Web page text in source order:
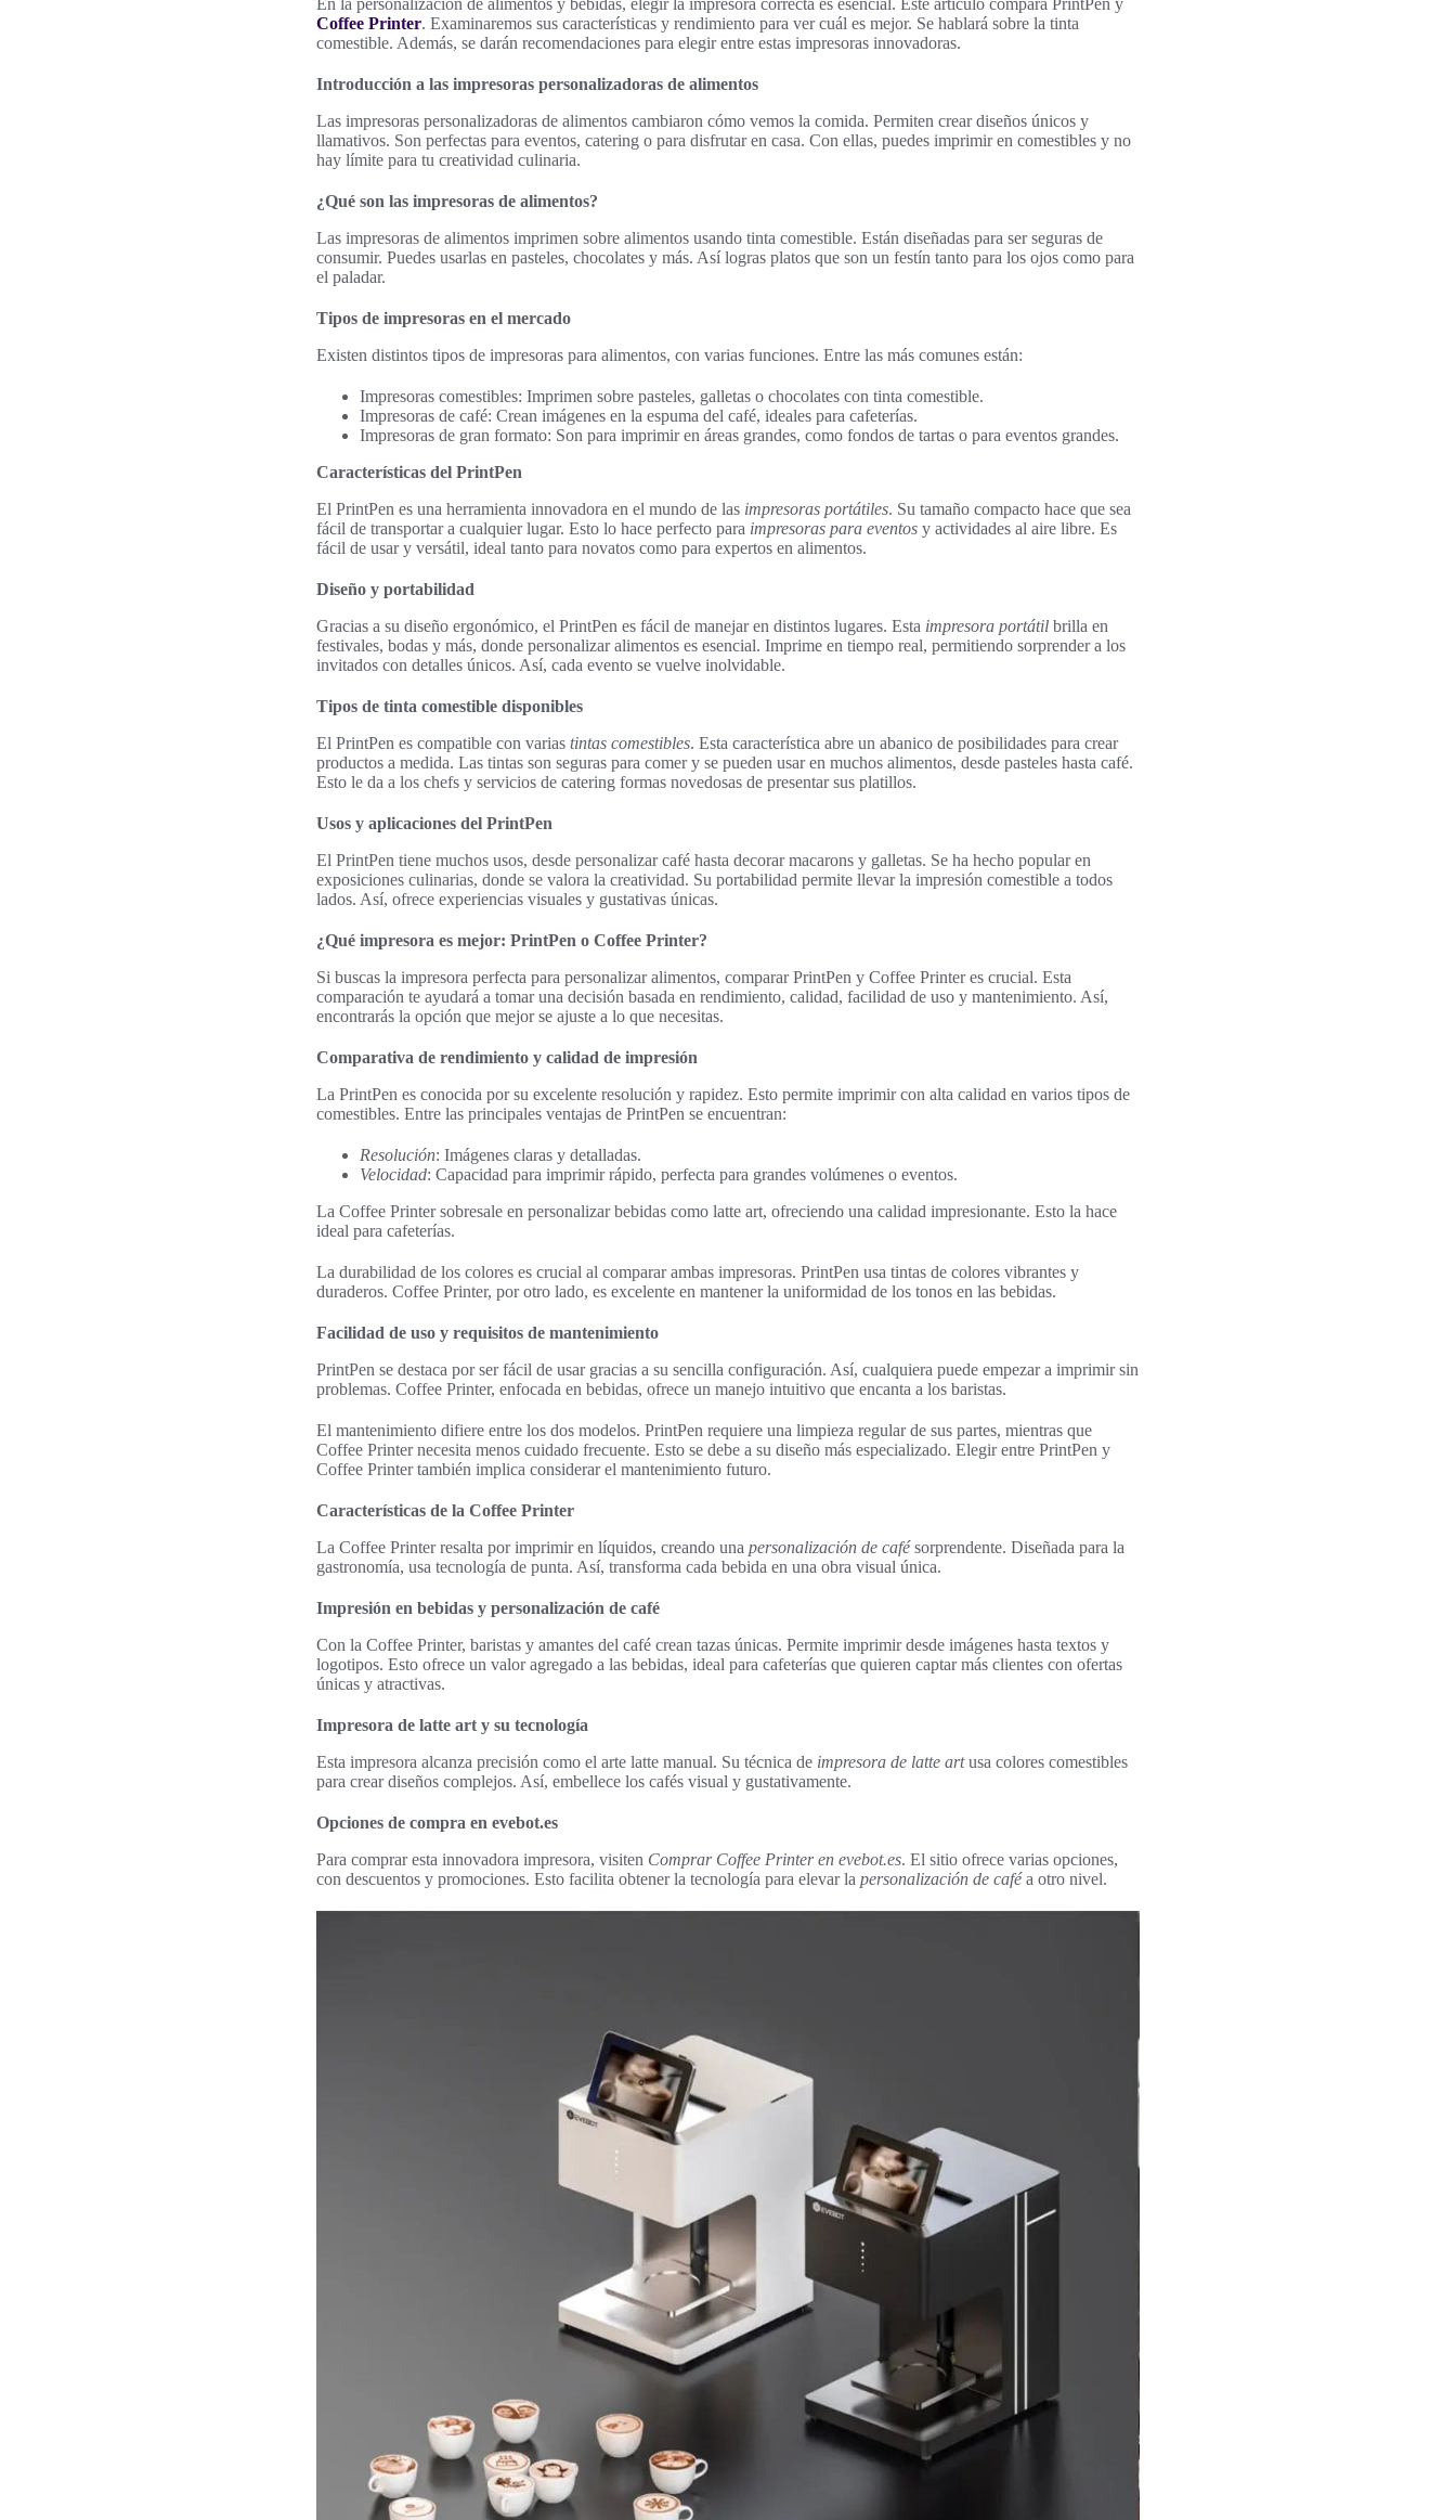
En la personalización de alimentos y bebidas, elegir la impresora correcta es esencial. Este artículo compara PrintPen y
Coffee Printer. Examinaremos sus características y rendimiento para ver cuál es mejor. Se hablará sobre la tinta
comestible. Además, se darán recomendaciones para elegir entre estas impresoras innovadoras.
Introducción a las impresoras personalizadoras de alimentos
Las impresoras personalizadoras de alimentos cambiaron cómo vemos la comida. Permiten crear diseños únicos y
llamativos. Son perfectas para eventos, catering o para disfrutar en casa. Con ellas, puedes imprimir en comestibles y no
hay límite para tu creatividad culinaria.
¿Qué son las impresoras de alimentos?
Las impresoras de alimentos imprimen sobre alimentos usando tinta comestible. Están diseñadas para ser seguras de
consumir. Puedes usarlas en pasteles, chocolates y más. Así logras platos que son un festín tanto para los ojos como para
el paladar.
Tipos de impresoras en el mercado
Existen distintos tipos de impresoras para alimentos, con varias funciones. Entre las más comunes están:
Impresoras comestibles: Imprimen sobre pasteles, galletas o chocolates con tinta comestible.
Impresoras de café: Crean imágenes en la espuma del café, ideales para cafeterías.
Impresoras de gran formato: Son para imprimir en áreas grandes, como fondos de tartas o para eventos grandes.
Características del PrintPen
El PrintPen es una herramienta innovadora en el mundo de las impresoras portátiles. Su tamaño compacto hace que sea
fácil de transportar a cualquier lugar. Esto lo hace perfecto para impresoras para eventos y actividades al aire libre. Es
fácil de usar y versátil, ideal tanto para novatos como para expertos en alimentos.
Diseño y portabilidad
Gracias a su diseño ergonómico, el PrintPen es fácil de manejar en distintos lugares. Esta impresora portátil brilla en
festivales, bodas y más, donde personalizar alimentos es esencial. Imprime en tiempo real, permitiendo sorprender a los
invitados con detalles únicos. Así, cada evento se vuelve inolvidable.
Tipos de tinta comestible disponibles
El PrintPen es compatible con varias tintas comestibles. Esta característica abre un abanico de posibilidades para crear
productos a medida. Las tintas son seguras para comer y se pueden usar en muchos alimentos, desde pasteles hasta café.
Esto le da a los chefs y servicios de catering formas novedosas de presentar sus platillos.
Usos y aplicaciones del PrintPen
El PrintPen tiene muchos usos, desde personalizar café hasta decorar macarons y galletas. Se ha hecho popular en
exposiciones culinarias, donde se valora la creatividad. Su portabilidad permite llevar la impresión comestible a todos
lados. Así, ofrece experiencias visuales y gustativas únicas.
¿Qué impresora es mejor: PrintPen o Coffee Printer?
Si buscas la impresora perfecta para personalizar alimentos, comparar PrintPen y Coffee Printer es crucial. Esta
comparación te ayudará a tomar una decisión basada en rendimiento, calidad, facilidad de uso y mantenimiento. Así,
encontrarás la opción que mejor se ajuste a lo que necesitas.
Comparativa de rendimiento y calidad de impresión
La PrintPen es conocida por su excelente resolución y rapidez. Esto permite imprimir con alta calidad en varios tipos de
comestibles. Entre las principales ventajas de PrintPen se encuentran:
Resolución: Imágenes claras y detalladas.
Velocidad: Capacidad para imprimir rápido, perfecta para grandes volúmenes o eventos.
La Coffee Printer sobresale en personalizar bebidas como latte art, ofreciendo una calidad impresionante. Esto la hace
ideal para cafeterías.
La durabilidad de los colores es crucial al comparar ambas impresoras. PrintPen usa tintas de colores vibrantes y
duraderos. Coffee Printer, por otro lado, es excelente en mantener la uniformidad de los tonos en las bebidas.
Facilidad de uso y requisitos de mantenimiento
PrintPen se destaca por ser fácil de usar gracias a su sencilla configuración. Así, cualquiera puede empezar a imprimir sin
problemas. Coffee Printer, enfocada en bebidas, ofrece un manejo intuitivo que encanta a los baristas.
El mantenimiento difiere entre los dos modelos. PrintPen requiere una limpieza regular de sus partes, mientras que
Coffee Printer necesita menos cuidado frecuente. Esto se debe a su diseño más especializado. Elegir entre PrintPen y
Coffee Printer también implica considerar el mantenimiento futuro.
Características de la Coffee Printer
La Coffee Printer resalta por imprimir en líquidos, creando una personalización de cafésorprendente. Diseñada para la
gastronomía, usa tecnología de punta. Así, transforma cada bebida en una obra visual única.
Impresión en bebidas y personalización de café
Con la Coffee Printer, baristas y amantes del café crean tazas únicas. Permite imprimir desde imágenes hasta textos y
logotipos. Esto ofrece un valor agregado a las bebidas, ideal para cafeterías que quieren captar más clientes con ofertas
únicas y atractivas.
Impresora de latte art y su tecnología
Esta impresora alcanza precisión como el arte latte manual. Su técnica de impresora de latte artusa colores comestibles
para crear diseños complejos. Así, embellece los cafés visual y gustativamente.
Opciones de compra en evebot.es
Para comprar esta innovadora impresora, visiten Comprar Coffee Printer en evebot.es. El sitio ofrece varias opciones,
con descuentos y promociones. Esto facilita obtener la tecnología para elevar la personalización de caféa otro nivel.